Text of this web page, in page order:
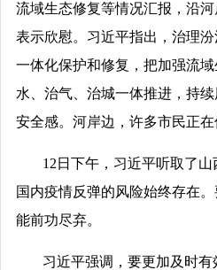
流域生态修复等情况汇报，沿
表示欣慰。习近平指出，治理
一体化保护和修复，把加强流
水、治气、治城一体推进，持
安全感。河岸边，许多市民正
12日下午，习近平听取了
国内疫情反弹的风险始终存在
能前功尽弃。
习近平强调，要更加及时